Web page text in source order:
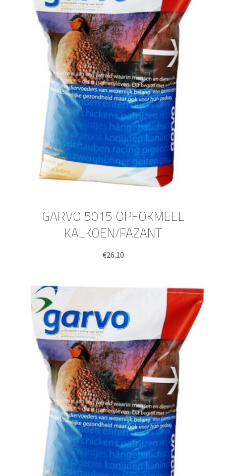
GARVO 5015 OPFOKMEEL
KALKOEN/FAZANT
€26.10